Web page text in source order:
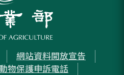
網站資料開放宣告
物保護申訴電話